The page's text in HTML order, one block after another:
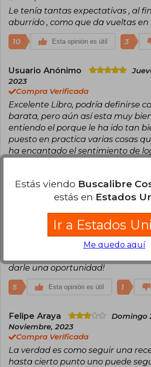
A lo largo de su carrera,
otros best sellers como El
mañana (2018), El líder
Quién llorará cuando
El santo, el surfista y el
consolidándose como
disciplina y transformación
distinguido con
Golden Gavel Award
International. Elegido
expertos en liderazgo
Global Gurus Leadership
mensaje ha impactado a
lectores de todo el mundo.
Le tenía tantas expectativas , al
aburrido , como que da vueltas en
10 Esta opinión es útil 3
Usuario Anónimo
2023
Compra Verificada
Excelente Libro, podría definirse
barata, pero aún así esta muy
entiendo el porque le ha ido tan
puesto en practica varias cosas
ha encantado el sentimiento de
Cristobal Curkovic Peña
Compra Verificada
Muy buen libro. Segunda vez que
vez para regalo). Esta lleno de
darle una oportunidad!
5 Esta opinión es útil 1
Felipe Araya
Domingo
Noviembre, 2023
Compra Verificada
La verdad es como seguir una
hasta cierto punto uno puede
Estás viendo Buscalibre
estás en Estados
Ir a Estados
Me quedo aquí